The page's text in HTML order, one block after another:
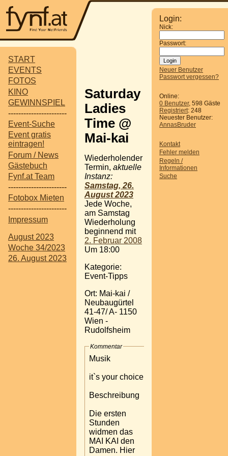
START
EVENTS
FOTOS
KINO
GEWINNSPIEL
-----------------------
Event-Suche
Event gratis
eintragen!
Forum / News
Gästebuch
Fynf.at Team
-----------------------
Fotobox Mieten
-----------------------
Impressum
August 2023
Woche 34/2023
26. August 2023
Login:
Nick:
Passwort:
Neuer Benutzer
Passwort vergessen?
Online:
0 Benutzer, 598 Gäste
Registriert: 248
Neuester Benutzer:
AnnasBruder
Kontakt
Fehler melden
Regeln /
Informationen
Suche
Saturday
Ladies
Time @
Mai-kai
Wiederholender
Termin, aktuelle
Instanz:
Samstag, 26.
August 2023
Jede Woche,
am Samstag
Wiederholung
beginnend mit
2. Februar 2008
Um 18:00
Kategorie:
Event-Tipps
Ort: Mai-kai /
Neubaugürtel
41-47/ A- 1150
Wien -
Rudolfsheim
Kommentar
Musik
it`s your choice
Beschreibung
Die ersten
Stunden
widmen das
MAI KAI den
Damen. Hier